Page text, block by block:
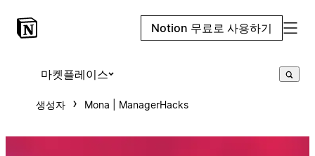
Notion 무료로 사용하기
마켓플레이스
생성자 Mona | ManagerHacks